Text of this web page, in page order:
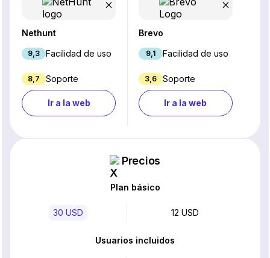
Nethunt
9,3 Facilidad de uso
8,7 Soporte
Ir a la web
Brevo
9,1 Facilidad de uso
3,6 Soporte
Ir a la web
Precios
Plan básico
30 USD 12 USD
Usuarios incluidos